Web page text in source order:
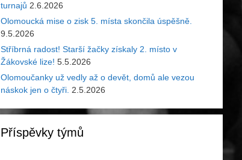
turnajů 2.6.2026
Olomoucká mise o zisk 5. místa skončila úspěšně.
9.5.2026
Stříbrná radost! Starší žačky získaly 2. místo v
Žákovské lize! 5.5.2026
Olomoučanky už vedly až o devět, domů ale vezou
náskok jen o čtyři. 2.5.2026
Příspěvky týmů